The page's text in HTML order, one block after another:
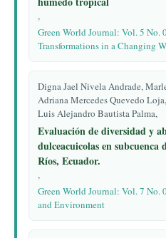
,
Green World Journal: Vol. 5 No.
Transformations in a Changing
Digna Jael Nivela Andrade,
Adriana Mercedes Quevedo
Luis Alejandro Bautista Palma,
Evaluación de diversidad y
dulceacuicolas en
Ríos, Ecuador.
,
Green World Journal: Vol. 7
and Environment